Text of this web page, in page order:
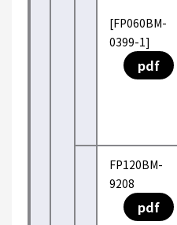
[FP060BM-
0399-1]
pdf
FP120BM-
9208
pdf